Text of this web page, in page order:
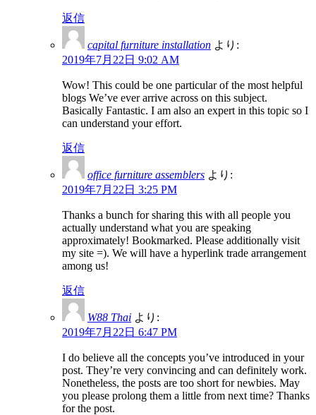
返信
capital furniture installation より:
2019年7月22日 9:02 AM
Wow! This could be one particular of the most helpful
blogs We’ve ever arrive across on this subject.
Basically Fantastic. I am also an expert in this topic so I
can understand your effort.
返信
office furniture assemblers より:
2019年7月22日 3:25 PM
Thanks a bunch for sharing this with all people you
actually understand what you are speaking
approximately! Bookmarked. Please additionally visit
my site =). We will have a hyperlink trade arrangement
among us!
返信
W88 Thai より:
2019年7月22日 6:47 PM
I do believe all the concepts you’ve introduced in your
post. They’re very convincing and can definitely work.
Nonetheless, the posts are too short for newbies. May
you please prolong them a little from next time? Thanks
for the post.